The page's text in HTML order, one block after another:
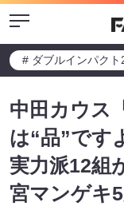
Menu
# ダブルインパクト
中田カウス
は“品”です
実力派12組
宮マンゲキ